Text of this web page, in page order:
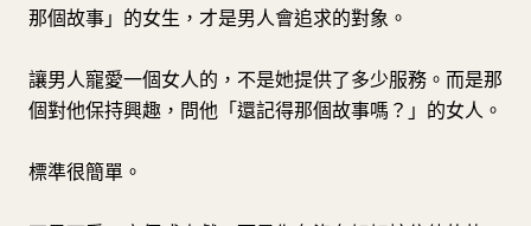
那個故事」的女生，才是男人會追求的對象。
讓男人寵愛一個女人的，不是她提供了多少服務。而是那
個對他保持興趣，問他「還記得那個故事嗎？」的女人。
標準很簡單。